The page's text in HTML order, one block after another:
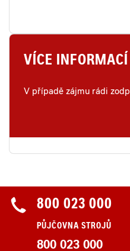
VÍCE INFORMACÍ
V případě zájmu rádi
800 023 000
PŮJČOVNA STROJŮ
800 023 000